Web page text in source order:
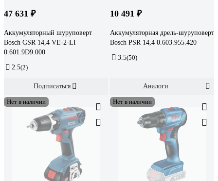
47 631 ₽
Аккумуляторный шуруповерт
Bosch GSR 14,4 VE-2-LI
0.601.9D9.000
2.5(2)
Подписаться
10 491 ₽
Аккумуляторная дрель-шуруповерт
Bosch PSR 14,4 0.603.955.420
3.5(50)
Аналоги
Нет в наличии Нет в наличии